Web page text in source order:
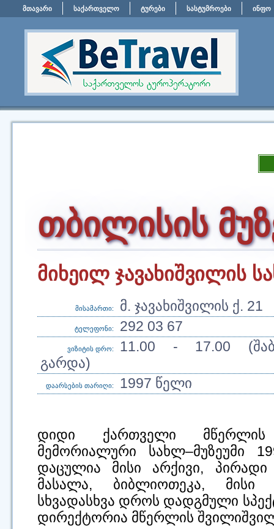
მთავარი საქართველო ტურები სასტუმროები ინფო
თბილისის
მიხეილ ჯავახიშვილის
მისამართი: მ. ჯავახიშვილის ქ. 21
ტელეფონი: 292 03 67
ვიზიტის დრო:
11.00 - 17.00
გარდა)
დაარსების თარიღი: 1997 წელი
დიდი ქართველი მწერლის
მემორიალური სახლ–მუზეუმი
დაცულია მისი არქივი,
მასალა, ბიბლიოთეკა, მისი
სხვადასხვა დროს დადგმული
დირექტორია მწერლის